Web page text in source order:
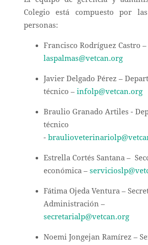
Colegio está compuesto por
personas:
Francisco Rodríguez Castro
laspalmas@vetcan.org
Javier Delgado Pérez –
técnico – infolp@vetcan.org
Braulio Granado Artiles -
técnico
-
Estrella Cortés Santana –
económica –
Fátima Ojeda Ventura –
Administración –
secretarialp@vetcan.org
Noemi Jongejan Ramírez –